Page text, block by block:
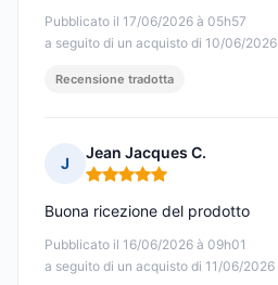
Pubblicato il 17/06/2026 à 05h57
a seguito di un acquisto di 10/06/2026
Recensione tradotta
J
Jean Jacques C.
Nota: 5 su 5
Pubblicato il 16/06/2026 à 09h01
a seguito di un acquisto di 11/06/2026
Buona ricezione del prodotto